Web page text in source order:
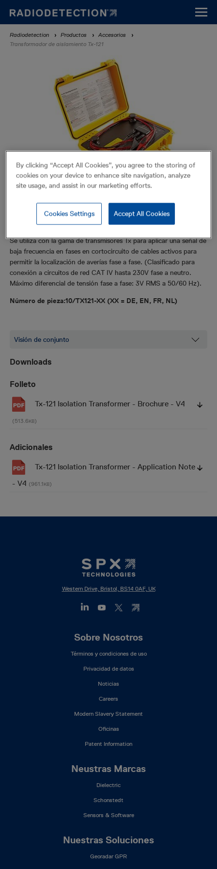
contenido
principal
Sobrescribir
enlaces
navegación
Radiodetection Productos
Accesorios
Transformador de aislamiento Tx-121
Transformador de aislamiento Tx-
Accesorios
Se utiliza con la gama de transmisores Tx para aplicar una señal de
baja frecuencia en fases en cortocircuito de cables activos para
permitir la localización de averías fase a fase. (Clasificado para
conexión a circuitos de red CAT IV hasta 230V fase a neutro.
Máximo diferencial de tensión fase a fase: 3V RMS a 50/60 Hz).
Número de pieza:10/TX121-XX (XX = DE, EN, FR, NL)
Downloads
Folleto
Tx-121 Isolation Transformer - Brochure - V4
(513.6KB)
Adicionales
Tx-121 Isolation Transformer - Application Note
- V4 (961.1KB)
Western Drive, Bristol, BS14 0AF, UK
Sobre Nosotros
Términos y condiciones de uso
Privacidad de datos
Noticias
Careers
Modern Slavery Statement
Oficinas
Patent Information
Neustras Marcas
Dielectric
Schonstedt
Sensors & Software
Nuestras Soluciones
Georadar GPR
By clicking “Accept All Cookies”, you agree to the storing of
cookies on your device to enhance site navigation, analyze
site usage, and assist in our marketing efforts.
Accept All Cookies
Cookies Settings